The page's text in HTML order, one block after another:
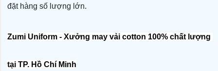
đặt hàng số lượng lớn.
Zumi Uniform - Xưởng may vải cotton 100% chất lượng
tại TP. Hồ Chí Minh